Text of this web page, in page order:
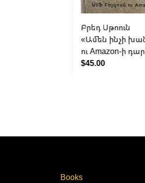
Բրեդ Սթոուն
«Ամեն ինչի
ու Amazon-ի
$45.00
Books